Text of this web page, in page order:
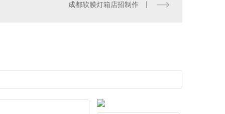
成都软膜灯箱店招制作